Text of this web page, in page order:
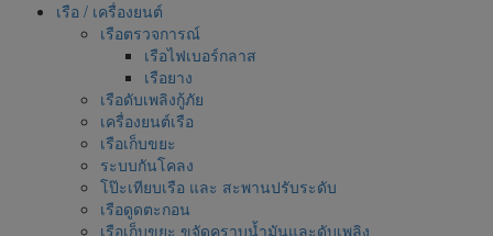
เรือ / เครื่องยนต์
เรือตรวจการณ์
เรือไฟเบอร์กลาส
เรือยาง
เรือดับเพลิงกู้ภัย
เครื่องยนต์เรือ
เรือเก็บขยะ
ระบบกันโคลง
โป๊ะเทียบเรือ และ สะพานปรับระดับ
เรือดูดตะกอน
เรือเก็บขยะ ขจัดคราบน้ำมันและดับเพลิง